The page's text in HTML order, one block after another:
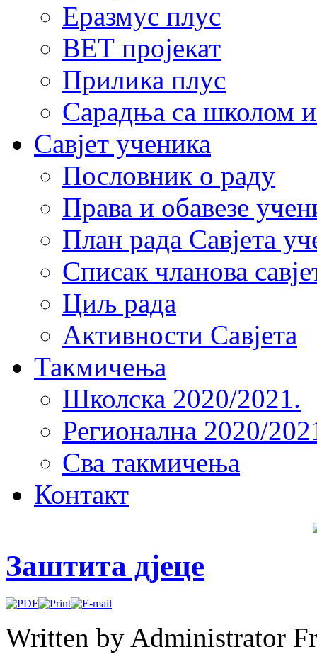
Еразмус плус
ВЕТ пројекат
Прилика плус
Сарадња са школом
Савјет ученика
Пословник о раду
Права и обавезе
План рада Савјета
Списак чланова
Циљ рада
Активности Савјета
Такмичења
Школска 2020/2021.
Регионална 2020/
Сва такмичења
Контакт
Заштита дјеце
Written by Administrator